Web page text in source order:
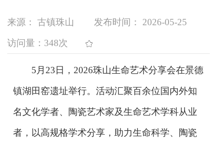
来源： 古镇珠山 发布时间： 2026-05-25
访问量： 348次
5月23日，2026珠山生命艺术分享会在景德
镇湖田窑遗址举行。活动汇聚百余位国内外知
名文化学者、陶瓷艺术家及生命艺术学科从业
者，以高规格学术分享，助力生命科学、陶瓷